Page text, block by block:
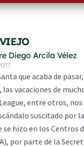
Diego Arcila Vélez
que acaba de
vacaciones de
entre otros,
suscitado por
se hizo en los Centros
por parte de la